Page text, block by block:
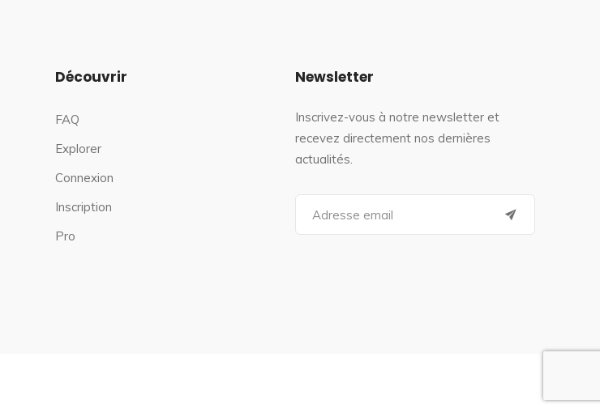
Découvrir
FAQ
Explorer
Connexion
Inscription
Pro
Newsletter
Inscrivez-vous à notre newsletter et
recevez directement nos dernières
actualités.
a